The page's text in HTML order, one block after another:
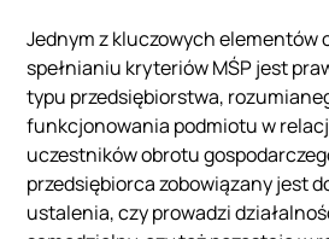
Jednym z kluczowych elementów
spełnianiu kryteriów MŚP jest
typu przedsiębiorstwa,
funkcjonowania podmiotu w
uczestników obrotu
przedsiębiorca zobowiązany jest
ustalenia, czy prowadzi